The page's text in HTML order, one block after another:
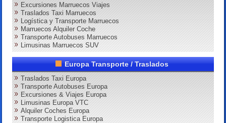
Excursiones Marruecos Viajes
Traslados Taxi Marruecos
Logística y Transporte Marruecos
Marruecos Alquiler Coche
Transporte Autobuses Marruecos
Limusinas Marruecos SUV
Europa Transporte / Traslados
Traslados Taxi Europa
Transporte Autobuses Europa
Excursiones & Viajes Europa
Limusinas Europa VTC
Alquiler Coches Europa
Transporte Logistica Europa